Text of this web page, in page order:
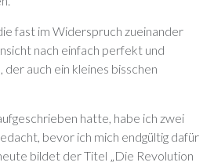
fast im Widerspruch zueinander
nach einfach perfekt und
auch ein kleines bisschen
hatte, habe ich zwei
bevor ich mich endgültig dafür
bildet der Titel „Die Revolution